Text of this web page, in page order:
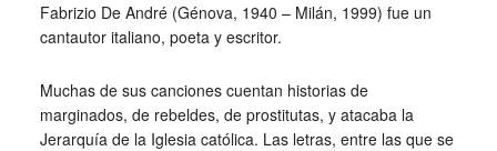
Fabrizio De André (Génova, 1940 – Milán, 1999) fue un
cantautor italiano, poeta y escritor.
Muchas de sus canciones cuentan historias de
marginados, de rebeldes, de prostitutas, y atacaba la
Jerarquía de la Iglesia católica. Las letras, entre las que se